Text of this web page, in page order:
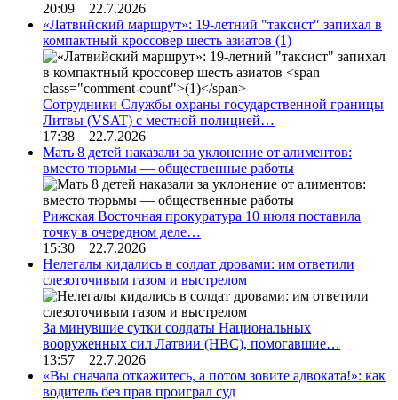
20:09 22.7.2026
«Латвийский маршрут»: 19-летний "таксист" запихал в
компактный кроссовер шесть азиатов (1)
Сотрудники Службы охраны государственной границы
Литвы (VSAT) с местной полицией…
17:38 22.7.2026
Мать 8 детей наказали за уклонение от алиментов:
вместо тюрьмы — общественные работы
Рижская Восточная прокуратура 10 июля поставила
точку в очередном деле…
15:30 22.7.2026
Нелегалы кидались в солдат дровами: им ответили
слезоточивым газом и выстрелом
За минувшие сутки солдаты Национальных
вооруженных сил Латвии (НВС), помогавшие…
13:57 22.7.2026
«Вы сначала откажитесь, а потом зовите адвоката!»: как
водитель без прав проиграл суд